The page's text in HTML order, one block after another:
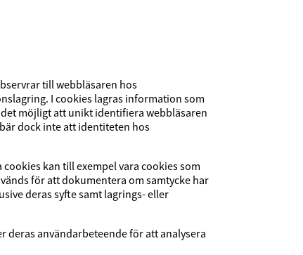
till webbläsaren hos
I cookies lagras information som
möjligt att unikt identifiera webbläsaren
dock inte att identiteten hos
kan till exempel vara cookies som
för att dokumentera om samtycke har
deras syfte samt lagrings- eller
deras användarbeteende för att analysera